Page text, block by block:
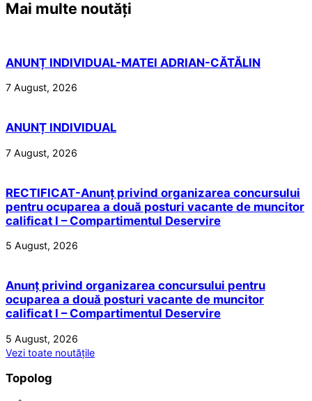
Mai multe noutăți
ANUNȚ INDIVIDUAL-MATEI ADRIAN-CĂTĂLIN
7 August, 2026
ANUNȚ INDIVIDUAL
7 August, 2026
RECTIFICAT-Anunț privind organizarea concursului
pentru ocuparea a două posturi vacante de muncitor
calificat I – Compartimentul Deservire
5 August, 2026
Anunț privind organizarea concursului pentru
ocuparea a două posturi vacante de muncitor
calificat I – Compartimentul Deservire
5 August, 2026
Vezi toate noutățile
Topolog